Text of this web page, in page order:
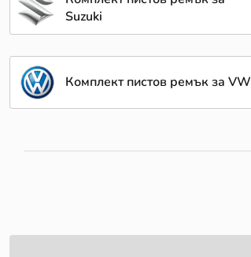
Suzuki
Комплект пистов ремък за VW